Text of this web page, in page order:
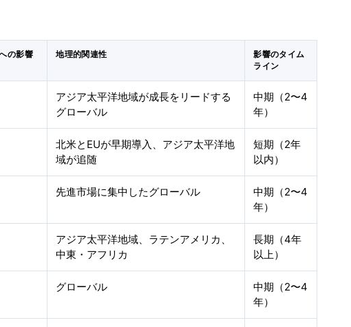
の影響
地理的関連性
影響のタイム
ライン
アジア太平洋地域が成長をリードする
グローバル
中期（2〜4
年）
北米とEUが早期導入、アジア太平洋地
域が追随
短期（2年
以内）
先進市場に集中したグローバル
中期（2〜4
年）
アジア太平洋地域、ラテンアメリカ、
中東・アフリカ
長期（4年
以上）
グローバル
中期（2〜4
年）